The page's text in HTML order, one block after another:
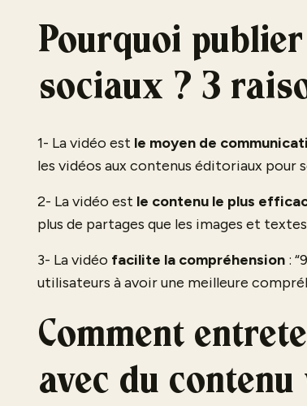
Pourquoi
sociaux ? 3
1- La vidéo est le moyen de
les vidéos aux contenus éditoriaux pour
2- La vidéo est le contenu le plus
plus de partages que les images et
3- La vidéo facilite la compréhension :
utilisateurs à avoir une meilleure
Comment
avec du